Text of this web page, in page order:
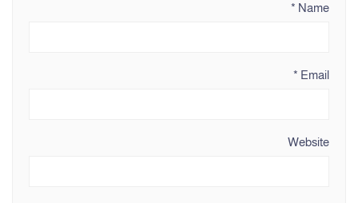
Name
*
Email
*
Website